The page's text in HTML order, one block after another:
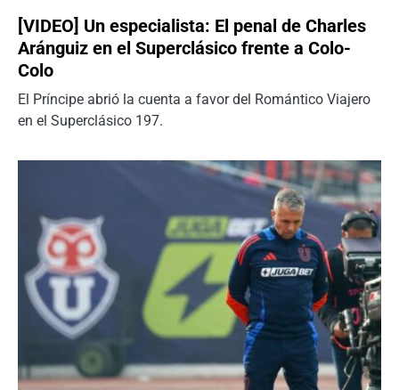
[VIDEO] Un especialista: El penal de Charles
Aránguiz en el Superclásico frente a Colo-
Colo
El Príncipe abrió la cuenta a favor del Romántico Viajero
en el Superclásico 197.